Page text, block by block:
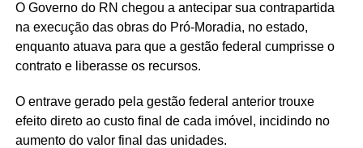
O Governo do RN chegou a antecipar sua contrapartida
na execução das obras do Pró-Moradia, no estado,
enquanto atuava para que a gestão federal cumprisse o
contrato e liberasse os recursos.
O entrave gerado pela gestão federal anterior trouxe
efeito direto ao custo final de cada imóvel, incidindo no
aumento do valor final das unidades.